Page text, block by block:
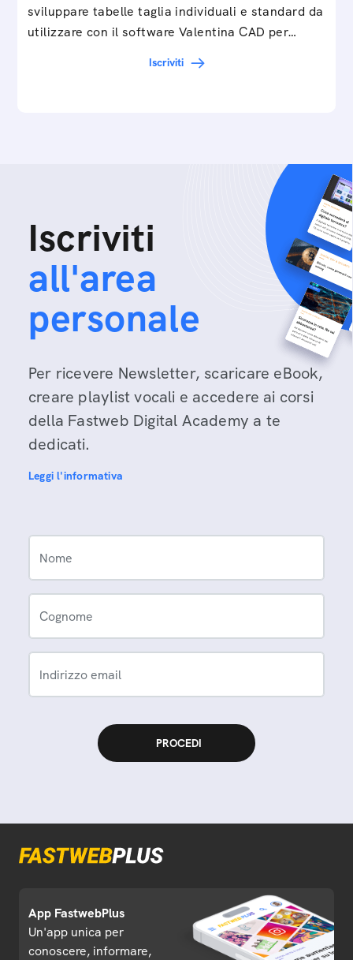
sviluppare tabelle taglia individuali e standard da
utilizzare con il software Valentina CAD per…
Iscriviti
Iscriviti
all'area
personale
Per ricevere Newsletter, scaricare eBook,
creare playlist vocali e accedere ai corsi
della Fastweb Digital Academy a te
dedicati.
Leggi l'informativa
Nome
Cognome
Indirizzo email
App FastwebPlus
Un'app unica per
conoscere, informare,